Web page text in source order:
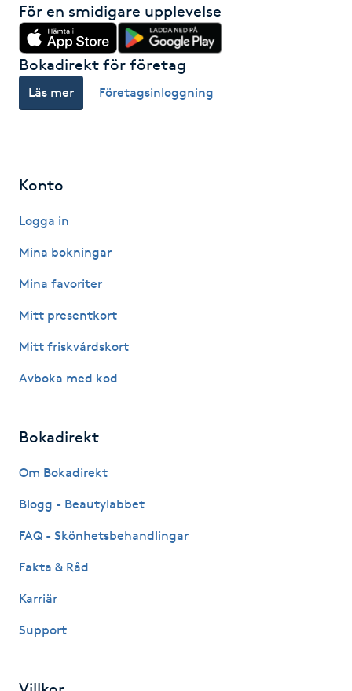
G
Gel naglar
Gelenaglar
Gravidyoga
Gua Sha-massage
Hatha Yoga
Headspa
Herrklippning
För en smidigare upplevelse
Bokadirekt för företag
Läs mer Företagsinloggning
Konto
Logga in
Mina bokningar
Mina favoriter
Mitt presentkort
Mitt friskvårdskort
Avboka med kod
Bokadirekt
Om Bokadirekt
Blogg - Beautylabbet
FAQ - Skönhetsbehandlingar
Fakta & Råd
Karriär
Support